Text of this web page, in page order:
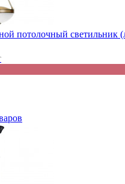
потолочный светильник